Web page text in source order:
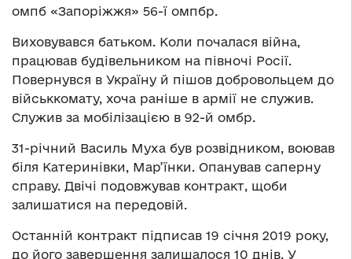
омпб «Запоріжжя» 56-ї омпбр.
Виховувався батьком. Коли почалася війна,
працював будівельником на півночі Росії.
Повернувся в Україну й пішов добровольцем до
військкомату, хоча раніше в армії не служив.
Служив за мобілізацією в 92-й омбр.
31-річний Василь Муха був розвідником, воював
біля Катеринівки, Мар’їнки. Опанував саперну
справу. Двічі подовжував контракт, щоби
залишатися на передовій.
Останній контракт підписав 19 січня 2019 року,
до його завершення залишалося 10 днів. У